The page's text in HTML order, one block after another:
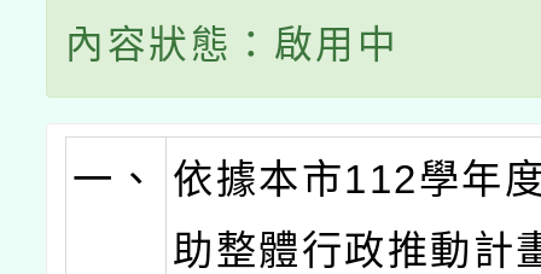
內容狀態：啟用中
一、
依據本市112學年
助整體行政推動計